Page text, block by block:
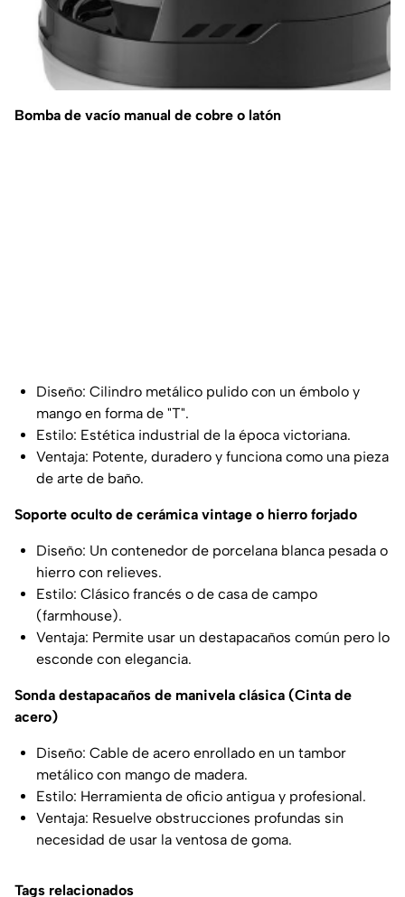
Bomba de vacío manual de cobre o latón
Diseño: Cilindro metálico pulido con un émbolo y
mango en forma de "T".
Estilo: Estética industrial de la época victoriana.
Ventaja: Potente, duradero y funciona como una pieza
de arte de baño.
Soporte oculto de cerámica vintage o hierro forjado
Diseño: Un contenedor de porcelana blanca pesada o
hierro con relieves.
Estilo: Clásico francés o de casa de campo
(farmhouse).
Ventaja: Permite usar un destapacaños común pero lo
esconde con elegancia.
Sonda destapacaños de manivela clásica (Cinta de
acero)
Diseño: Cable de acero enrollado en un tambor
metálico con mango de madera.
Estilo: Herramienta de oficio antigua y profesional.
Ventaja: Resuelve obstrucciones profundas sin
necesidad de usar la ventosa de goma.
Tags relacionados